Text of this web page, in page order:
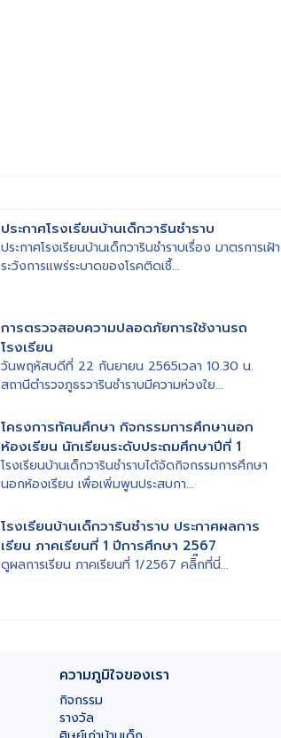
ประกาศโรงเรียนบ้านเด็กวารินชำราบ
ประกาศโรงเรียนบ้านเด็กวารินชำราบเรื่อง มาตรการเฝ้า
ระวังการแพร่ระบาดของโรคติดเชื้...
การตรวจสอบความปลอดภัยการใช้งานรถ
โรงเรียน
วันพฤหัสบดีที่ 22 กันยายน 2565เวลา 10.30 น.
สถานีตำรวจภูธรวารินชำราบมีความห่วงใย...
โครงการทัศนศึกษา กิจกรรมการศึกษานอก
ห้องเรียน นักเรียนระดับประถมศึกษาปีที่ 1
โรงเรียนบ้านเด็กวารินชำราบได้จัดกิจกรรมการศึกษา
นอกห้องเรียน เพื่อเพิ่มพูนประสบกา...
โรงเรียนบ้านเด็กวารินชำราบ ประกาศผลการ
เรียน ภาคเรียนที่ 1 ปีการศึกษา 2567
ดูผลการเรียน ภาคเรียนที่ 1/2567 คลิิ๊กที่นี่...
ความภูมิใจของเรา
กิจกรรม
รางวัล